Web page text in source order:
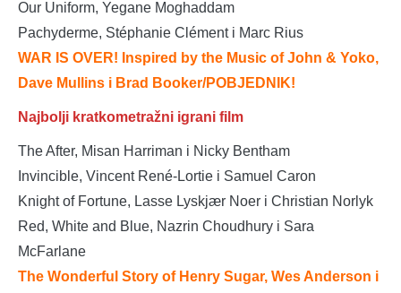
Our Uniform, Yegane Moghaddam
Pachyderme, Stéphanie Clément i Marc Rius
WAR IS OVER! Inspired by the Music of John & Yoko,
Dave Mullins i Brad Booker/POBJEDNIK!
Najbolji kratkometražni igrani film
The After, Misan Harriman i Nicky Bentham
Invincible, Vincent René-Lortie i Samuel Caron
Knight of Fortune, Lasse Lyskjær Noer i Christian Norlyk
Red, White and Blue, Nazrin Choudhury i Sara
McFarlane
The Wonderful Story of Henry Sugar, Wes Anderson i